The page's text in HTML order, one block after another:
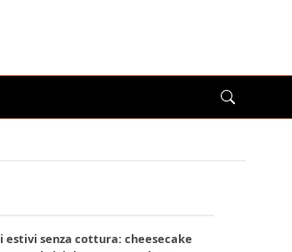
estivi senza cottura: cheesecake